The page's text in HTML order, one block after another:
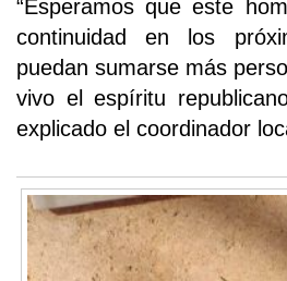
“Esperamos que este
continuidad en los
puedan sumarse más
vivo el espíritu
explicado el coordinador